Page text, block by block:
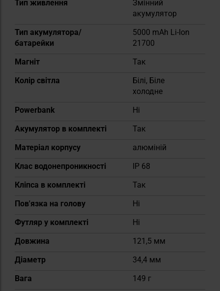
Тип живлення
Змінний
акумулятор
Тип акумулятора/
батарейки
5000 mAh Li-Ion
21700
Магніт
Так
Колір світла
Білі, Біле
холодне
Powerbank
Ні
Акумулятор в комплекті
Так
Матеріал корпусу
алюміній
Клас водонепроникності
IP 68
Кліпса в комплекті
Так
Пов'язка на голову
Ні
Футляр у комплекті
Ні
Довжина
121,5 мм
Діаметр
34,4 мм
Вага
149 г